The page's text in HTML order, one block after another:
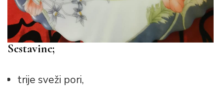
Sestavine;
trije sveži pori,